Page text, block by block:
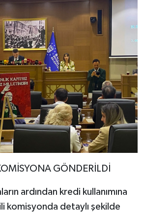
GÖNDERİLDİ
ardından kredi kullanımına
komisyonda detaylı şekilde